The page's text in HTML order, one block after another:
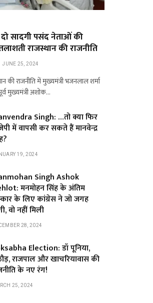
सादगी पसंद नेताओं की
राजस्थान की राजनीति
JUNE 25, 2024
की राजनीति में मुख्यमंत्री भजनलाल शर्मा
मुख्यमंत्री अशोक…
Singh: …तो क्या फिर
में वापसी कर सकते हैं मानवेन्द्र
19, 2024
Singh Ashok
मनमोहन सिंह के अंतिम
के लिए कांग्रेस ने जो जगह
वो नहीं मिली
28, 2024
Election: डॉ पूनिया,
राजपाल और खाचरियावास की
के नए रंग!
25, 2024